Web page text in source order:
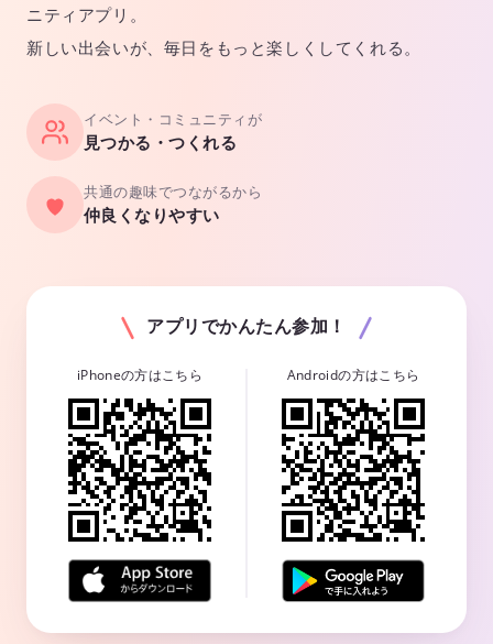
ニティアプリ。
新しい出会いが、毎日をもっと楽しくしてくれる。
イベント・コミュニティが
見つかる・つくれる
共通の趣味でつながるから
仲良くなりやすい
アプリでかんたん参加！
iPhoneの方はこちら Androidの方はこちら